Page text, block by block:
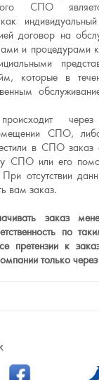
СПО
как
договор на
и
которые в
СПО,
в СПО заказ
СПО или его
При отсутствии
вам заказ.
заказ
по
претензии к
только